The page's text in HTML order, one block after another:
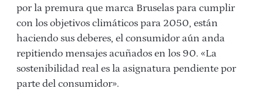
por la premura que marca Bruselas para cumplir
con los objetivos climáticos para 2050, están
haciendo sus deberes, el consumidor aún anda
repitiendo mensajes acuñados en los 90. «La
sostenibilidad real es la asignatura pendiente por
parte del consumidor».